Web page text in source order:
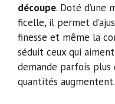
découpe. Doté d’une
ficelle, il permet
finesse et même la
séduit ceux qui
demande parfois plus
quantités augmentent.